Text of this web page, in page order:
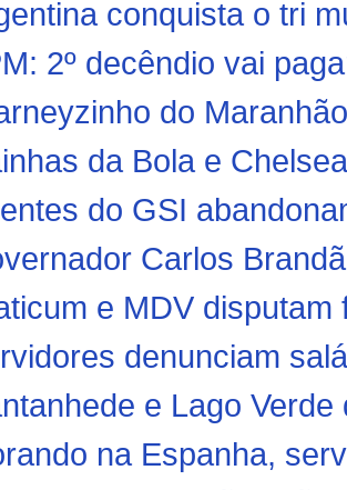
conquista o tri
2º decêndio vai
do
da Bola e
do GSI
Carlos
e MDV
denunciam
e Lago
na Espanha,